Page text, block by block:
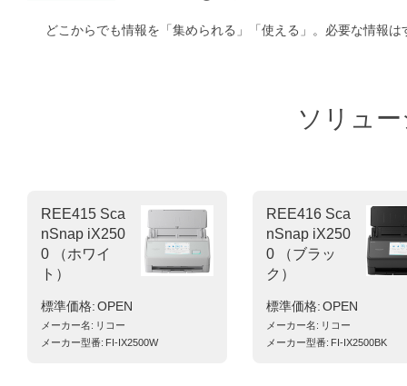
どこからでも情報を「集められる」「使える」。必要な情報
ソリュ
REE415 Sca
nSnap iX250
0 （ホワイ
ト）
標準価格 OPEN
メーカー名
リコー
メーカー型番 FI-IX2500W
REE416 Sca
nSnap iX250
0 （ブラッ
ク）
標準価格 OPEN
メーカー名
リコー
メーカー型番 FI-IX2500BK